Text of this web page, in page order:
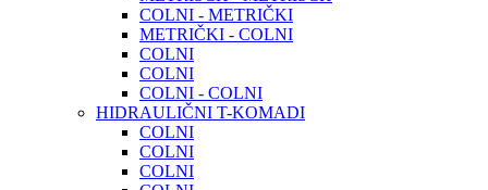
COLNI - METRIČKI
METRIČKI - COLNI
COLNI
COLNI
COLNI - COLNI
HIDRAULIČNI T-KOMADI
COLNI
COLNI
COLNI